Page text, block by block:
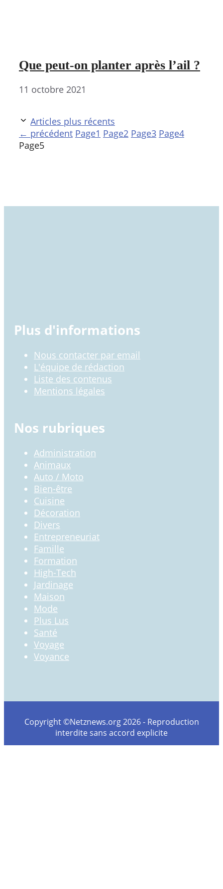
Que peut-on planter après l’ail ?
11 octobre 2021
Articles plus récents
← précédent Page1 Page2 Page3 Page4
Page5
Plus d'informations
Nous contacter par email
L'équipe de rédaction
Liste des contenus
Mentions légales
Nos rubriques
Administration
Animaux
Auto / Moto
Bien-être
Cuisine
Décoration
Divers
Entrepreneuriat
Famille
Formation
High-Tech
Jardinage
Maison
Mode
Plus Lus
Santé
Voyage
Voyance
Copyright ©Netznews.org 2026 - Reproduction
interdite sans accord explicite